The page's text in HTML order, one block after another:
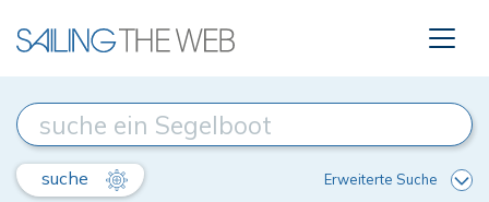
suche Erweiterte Suche